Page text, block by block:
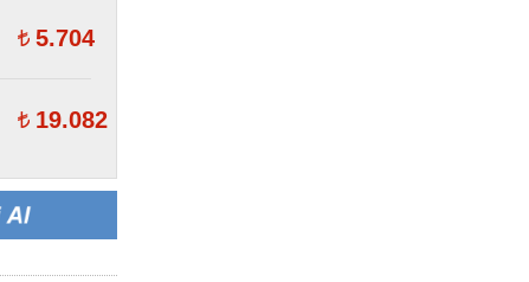
5.704
19.082